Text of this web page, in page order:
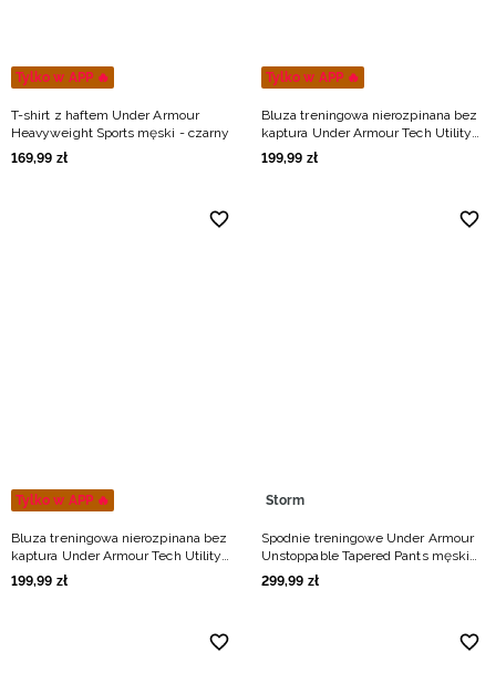
Tylko w APP 🔥
T-shirt z haftem Under Armour
Heavyweight Sports męski - czarny
169,99 zł
Tylko w APP 🔥
Bluza treningowa nierozpinana bez
kaptura Under Armour Tech Utility
1/4 Zip męska - zielona
199,99 zł
Tylko w APP 🔥
Bluza treningowa nierozpinana bez
kaptura Under Armour Tech Utility
1/4 Zip męska - granatowa
199,99 zł
Storm
Spodnie treningowe Under Armour
Unstoppable Tapered Pants męskie
- szare
299,99 zł